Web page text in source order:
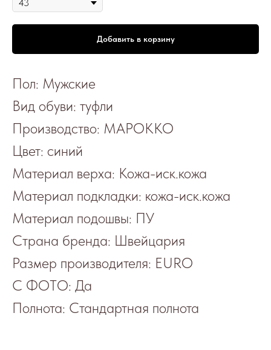
Добавить в корзину
Пол: Мужские
Вид обуви: туфли
Производство: МАРОККО
Цвет: синий
Материал верха: Кожа-иск.кожа
Материал подкладки: кожа-иск.кожа
Материал подошвы: ПУ
Страна бренда: Швейцария
Размер производителя: EURO
С ФОТО: Да
Полнота: Стандартная полнота